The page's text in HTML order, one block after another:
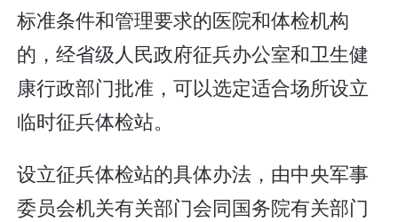
标准条件和管理要求的医院和体检机构
的，经省级人民政府征兵办公室和卫生健
康行政部门批准，可以选定适合场所设立
临时征兵体检站。
设立征兵体检站的具体办法，由中央军事
委员会机关有关部门会同国务院有关部门